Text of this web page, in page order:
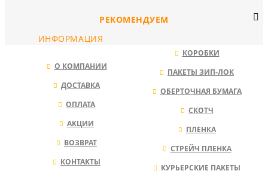
РЕКОМЕНДУЕМ
КОРОБКИ
ПАКЕТЫ ЗИП-ЛОК
ОБЕРТОЧНАЯ БУМАГА
СКОТЧ
ПЛЕНКА
СТРЕЙЧ ПЛЕНКА
КУРЬЕРСКИЕ ПАКЕТЫ
ИНФОРМАЦИЯ
О КОМПАНИИ
ДОСТАВКА
ОПЛАТА
АКЦИИ
ВОЗВРАТ
КОНТАКТЫ